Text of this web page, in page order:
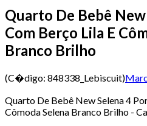
Quarto De Bebê
Com Berço Lila E
Branco Brilho
(C�digo: 848338_Lebiscuit)
Quarto De Bebê New Selena 4
Cômoda Selena Branco Brilho -